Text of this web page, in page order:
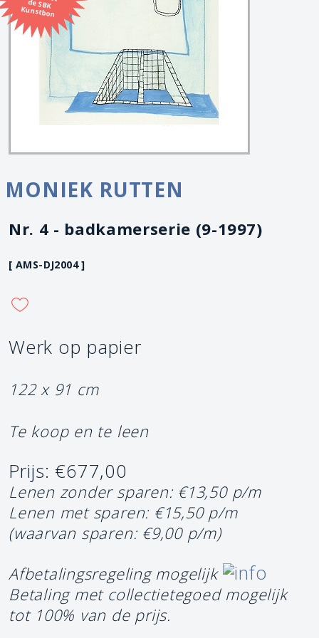
Kunstbon
MONIEK RUTTEN
Nr. 4 - badkamerserie (9-1997)
[ AMS-DJ2004 ]
Werk op papier
122 x 91 cm
Te koop en te leen
Prijs: €677,00
Lenen zonder sparen: €13,50 p/m
Lenen met sparen: €15,50 p/m
(waarvan sparen: €9,00 p/m)
Afbetalingsregeling mogelijk
Betaling met collectietegoed mogelijk
tot 100% van de prijs.